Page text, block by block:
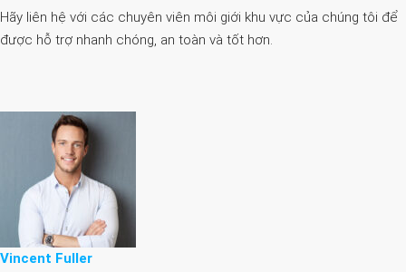
Hãy liên hệ với các chuyên viên môi giới khu vực của chúng tôi để
được hỗ trợ nhanh chóng, an toàn và tốt hơn.
Vincent Fuller